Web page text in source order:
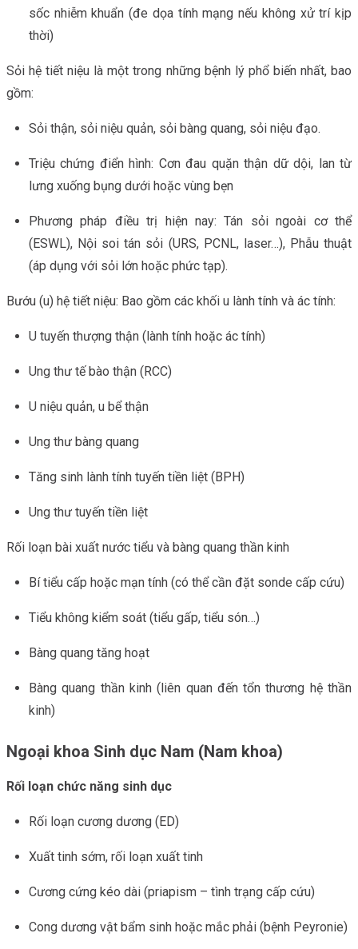
sốc nhiễm khuẩn (đe dọa tính mạng nếu không xử trí kịp
thời)
Sỏi hệ tiết niệu là một trong những bệnh lý phổ biến nhất, bao
gồm:
Sỏi thận, sỏi niệu quản, sỏi bàng quang, sỏi niệu đạo.
Triệu chứng điển hình: Cơn đau quặn thận dữ dội, lan từ
lưng xuống bụng dưới hoặc vùng bẹn
Phương pháp điều trị hiện nay: Tán sỏi ngoài cơ thể
(ESWL), Nội soi tán sỏi (URS, PCNL, laser…), Phẫu thuật
(áp dụng với sỏi lớn hoặc phức tạp).
Bướu (u) hệ tiết niệu: Bao gồm các khối u lành tính và ác tính:
U tuyến thượng thận (lành tính hoặc ác tính)
Ung thư tế bào thận (RCC)
U niệu quản, u bể thận
Ung thư bàng quang
Tăng sinh lành tính tuyến tiền liệt (BPH)
Ung thư tuyến tiền liệt
Rối loạn bài xuất nước tiểu và bàng quang thần kinh
Bí tiểu cấp hoặc mạn tính (có thể cần đặt sonde cấp cứu)
Tiểu không kiểm soát (tiểu gấp, tiểu són…)
Bàng quang tăng hoạt
Bàng quang thần kinh (liên quan đến tổn thương hệ thần
kinh)
Ngoại khoa Sinh dục Nam (Nam khoa)
Rối loạn chức năng sinh dục
Rối loạn cương dương (ED)
Xuất tinh sớm, rối loạn xuất tinh
Cương cứng kéo dài (priapism – tình trạng cấp cứu)
Cong dương vật bẩm sinh hoặc mắc phải (bệnh Peyronie)